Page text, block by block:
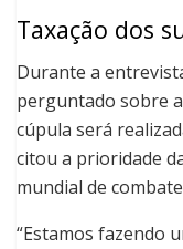
Taxação dos
Durante a
perguntado sobre
cúpula será
citou a prioridade
mundial de
“Estamos fazendo